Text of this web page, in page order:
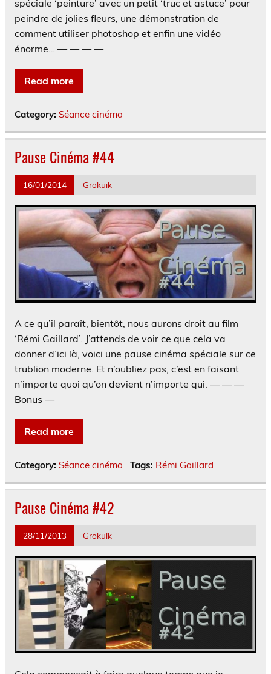
spéciale ‘peinture’ avec un petit ‘truc et astuce’ pour
peindre de jolies fleurs, une démonstration de
comment utiliser photoshop et enfin une vidéo
énorme… — — — —
Read more
Category: Séance cinéma
Pause Cinéma #44
16/01/2014 Grokuik
A ce qu’il paraît, bientôt, nous aurons droit au film
‘Rémi Gaillard’. J’attends de voir ce que cela va
donner d’ici là, voici une pause cinéma spéciale sur ce
trublion moderne. Et n’oubliez pas, c’est en faisant
n’importe quoi qu’on devient n’importe qui. — — —
Bonus —
Read more
Category: Séance cinéma Tags: Rémi Gaillard
Pause Cinéma #42
28/11/2013 Grokuik